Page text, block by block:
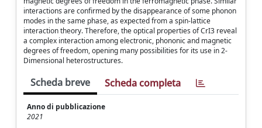
interactions are confirmed by the disappearance of some phonon
modes in the same phase, as expected from a spin-lattice
interaction theory. Therefore, the optical properties of CrI3 reveal
a complex interaction among electronic, phononic and magnetic
degrees of freedom, opening many possibilities for its use in 2-
Dimensional heterostructures.
Scheda breve Scheda completa
Anno di pubblicazione
2021